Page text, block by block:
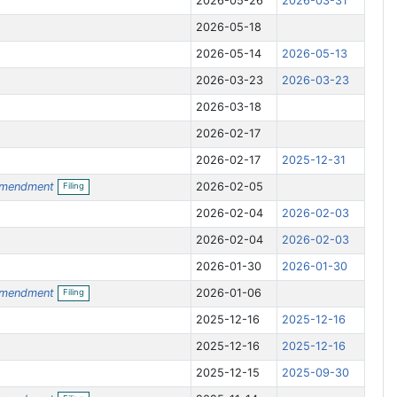
2026-05-18
2026-05-14 2026-05-13
2026-03-23 2026-03-23
2026-03-18
2026-02-17
2026-02-17 2025-12-31
Filing
O
e
f
g
2026-02-05
2026-02-04 2026-02-03
2026-02-04 2026-02-03
2026-01-30 2026-01-30
Filing
O
e
f
g
2026-01-06
2025-12-16 2025-12-16
2025-12-16 2025-12-16
2025-12-15 2025-09-30
O